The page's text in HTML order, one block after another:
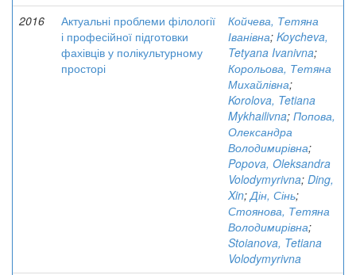
2016
Актуальні проблеми філології
і професійної підготовки
фахівців у полікультурному
просторі
Койчева, Тетяна
Іванівна; Koycheva,
Tetyana Ivanivna;
Корольова, Тетяна
Михайлівна;
Korolova, Tetiana
Mykhailivna; Попова,
Олександра
Володимирівна;
Popova, Oleksandra
Volodymyrivna; Ding,
Xin;Дін, Сінь;
Стоянова, Тетяна
Володимирівна;
Stoianova, Tetiana
Volodymyrivna